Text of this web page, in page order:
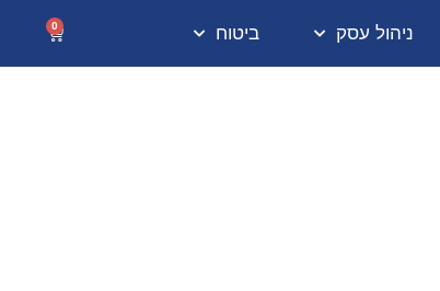
ניהול עסק ביטוח 0